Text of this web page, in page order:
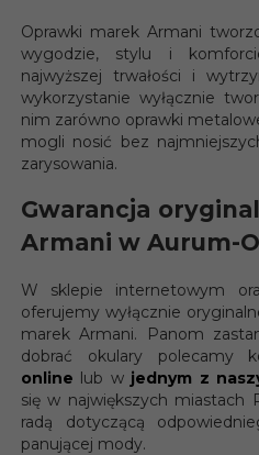
Oprawki marek Armani
wygodzie, stylu i
najwyższej trwałości i
wykorzystanie wyłącznie
nim zarówno oprawki
mogli nosić bez
zarysowania.
Gwarancja
Armani w Aurum-
W sklepie internetowym
oferujemy wyłącznie
marek Armani. Panom
dobrać okulary polecamy
online lub w jednym z
się w największych miastach
radą dotyczącą
panującej mody.